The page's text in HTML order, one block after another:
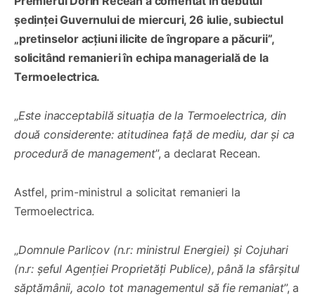
ședinței Guvernului de miercuri, 26 iulie, subiectul
„pretinselor acțiuni ilicite de îngropare a păcurii”,
solicitând remanieri în echipa managerială de la
Termoelectrica.
„Este inacceptabilă situația de la Termoelectrica, din
două considerente: atitudinea față de mediu, dar și ca
procedură de management”, a declarat Recean.
Astfel, prim-ministrul a solicitat remanieri la
Termoelectrica.
„Domnule Parlicov (n.r: ministrul Energiei) și Cojuhari
(n.r: șeful Agenției Proprietăți Publice), până la sfârșitul
săptămânii, acolo tot managementul să fie remaniat”, a